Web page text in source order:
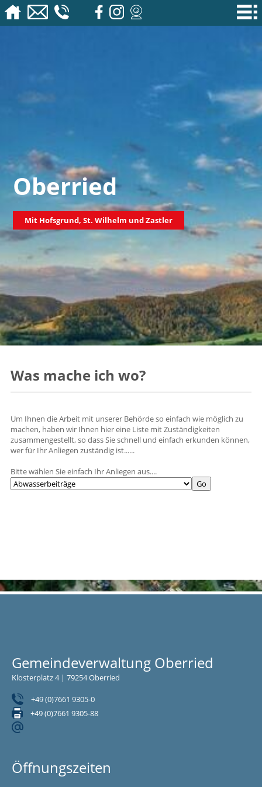
Oberried
Mit Hofsgrund, St. Wilhelm und Zastler
Was mache ich wo?
Um Ihnen die Arbeit mit unserer Behörde so einfach wie möglich zu
machen, haben wir Ihnen hier eine Liste mit Zuständigkeiten
zusammengestellt, so dass Sie schnell und einfach erkunden können,
wer für Ihr Anliegen zuständig ist......
Bitte wählen Sie einfach Ihr Anliegen aus....
Gemeindeverwaltung Oberried
Klosterplatz 4 | 79254 Oberried
+49 (0)7661 9305-0
+49 (0)7661 9305-88
Öffnungszeiten